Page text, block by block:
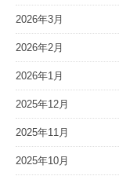
2026年3月
2026年2月
2026年1月
2025年12月
2025年11月
2025年10月